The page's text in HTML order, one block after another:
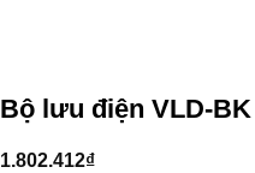
Bộ lưu điện VLD-BK
1.802.412₫